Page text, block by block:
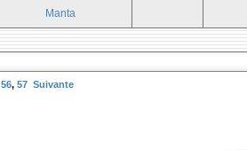
Manta
56, 57 Suivante